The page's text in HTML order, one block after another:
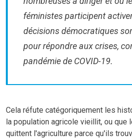
féministes participent
décisions démocratiques
pour répondre aux crises,
pandémie de COVID-19.
Cela réfute catégoriquement les
la population agricole vieillit, ou que
quittent l'agriculture parce qu'ils